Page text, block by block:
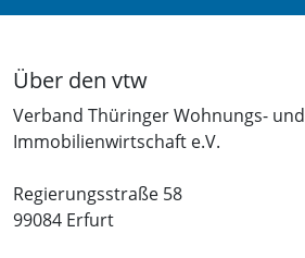
Über den vtw
Verband Thüringer Wohnungs- und
Immobilienwirtschaft e.V.
Regierungsstraße 58
99084 Erfurt